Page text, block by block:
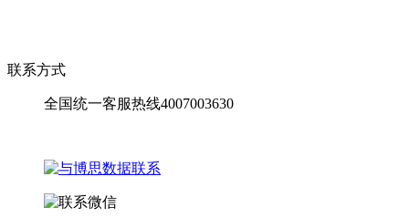
联系方式
全国统一客服热线4007003630